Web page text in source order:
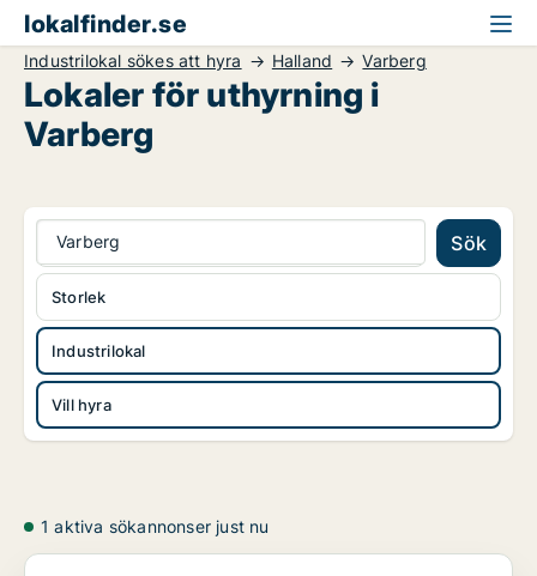
lokalfinder.se
Industrilokal sökes att hyra Halland Varberg
Lokaler för uthyrning i
Varberg
Varberg Sök
Industrilokal
Vill hyra
Storlek
1 aktiva sökannonser just nu